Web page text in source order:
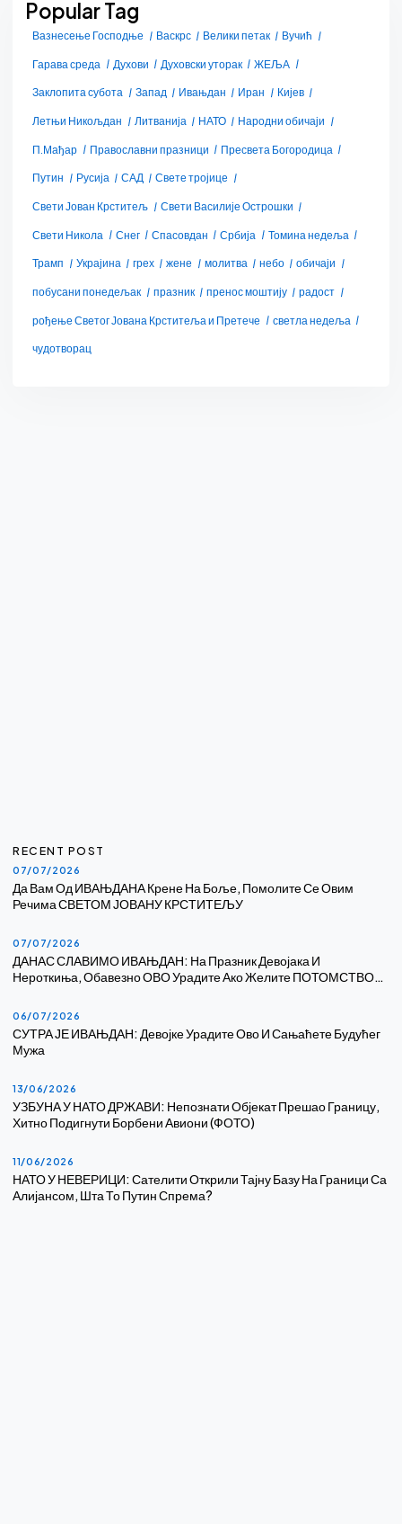
Popular Tag
Вазнесење Господње Васкрс Велики петак
Вучић
Гарава среда
Духови Духовски уторак
ЖЕЉА
Заклопита субота
Запад Ивањдан Иран
Кијев
Летњи Никољдан
Литванија НАТО
Народни обичаји
П.Мађар
Православни празници
Пресвета Богородица
Путин
Русија САД
Свете тројице
Свети Јован Крститељ
Свети Василије Острошки
Свети Никола
Снег Спасовдан Србија
Томина недеља
Трамп
Украјина грех жене молитва небо
обичаји
побусани понедељак
празник пренос моштију
радост
рођење Светог Јована Крститеља и Претече
светла недеља
чудотворац
RECENT POST
07/07/2026
Да Вам Од ИВАЊДАНА Крене На Боље, Помолите Се Овим
Речима СВЕТОМ ЈОВАНУ КРСТИТЕЉУ
07/07/2026
ДАНАС СЛАВИМО ИВАЊДАН: На Празник Девојака И
Нероткиња, Обавезно ОВО Урадите Ако Желите ПОТОМСТВО…
06/07/2026
СУТРА ЈЕ ИВАЊДАН: Девојке Урадите Ово И Сањаћете Будућег
Мужа
13/06/2026
УЗБУНА У НАТО ДРЖАВИ: Непознати Објекат Прешао Границу,
Хитно Подигнути Борбени Авиони (ФОТО)
11/06/2026
НАТО У НЕВЕРИЦИ: Сателити Открили Тајну Базу На Граници Са
Алијансом, Шта То Путин Спрема?